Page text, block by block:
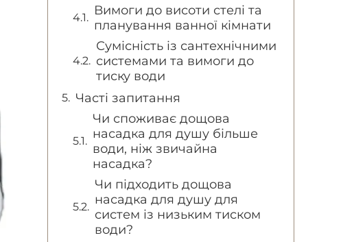
Вимоги до висоти стелі та
планування ванної кімнати
Сумісність із сантехнічними
системами та вимоги до
тиску води
Часті запитання
Чи споживає дощова
насадка для душу більше
води, ніж звичайна
насадка?
Чи підходить дощова
насадка для душу для
систем із низьким тиском
води?